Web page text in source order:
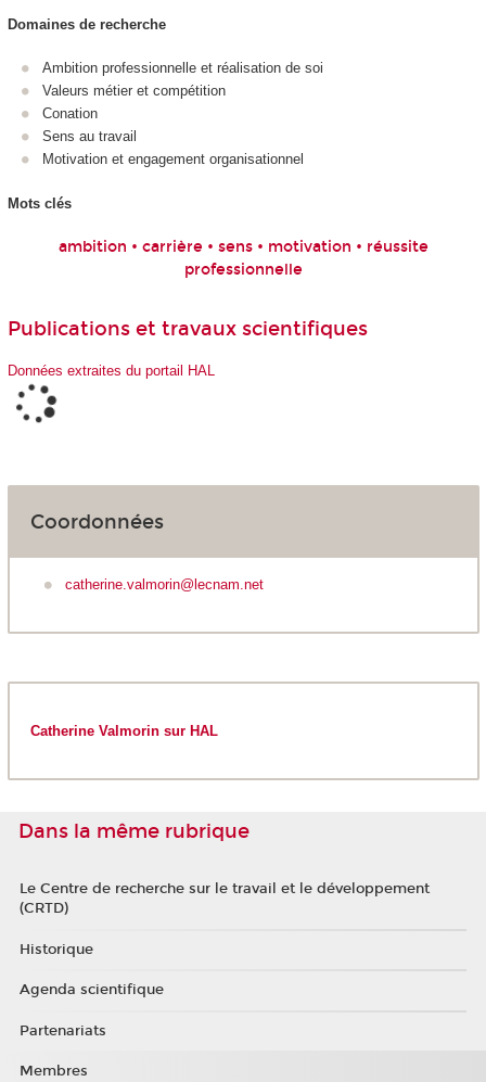
Domaines de recherche
Ambition professionnelle et réalisation de soi
Valeurs métier et compétition
Conation
Sens au travail
Motivation et engagement organisationnel
Mots clés
ambition • carrière • sens • motivation • réussite
professionnelle
Publications et travaux scientifiques
Données extraites du portail HAL
Coordonnées
catherine.valmorin@lecnam.net
Catherine Valmorin sur HAL
Dans la même rubrique
Le Centre de recherche sur le travail et le développement
(CRTD)
Historique
Agenda scientifique
Partenariats
Membres